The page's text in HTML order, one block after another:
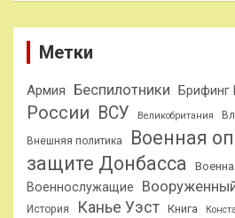
Метки
Армия Беспилотники
России ВСУ Великобритания
Внешняя политика
Военная
защите Донбасса
Военнослужащие
История Канье Уэст Книга